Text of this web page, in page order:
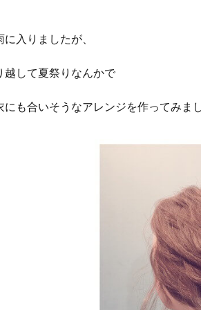
に入りましたが、
越して夏祭りなんかで
にも合いそうなアレンジを作ってみま